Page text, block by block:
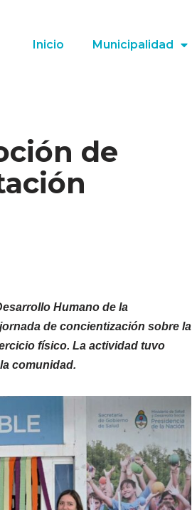
Inicio Municipalidad
de
Humano de la
de concientización sobre la
físico. La actividad tuvo
comunidad.